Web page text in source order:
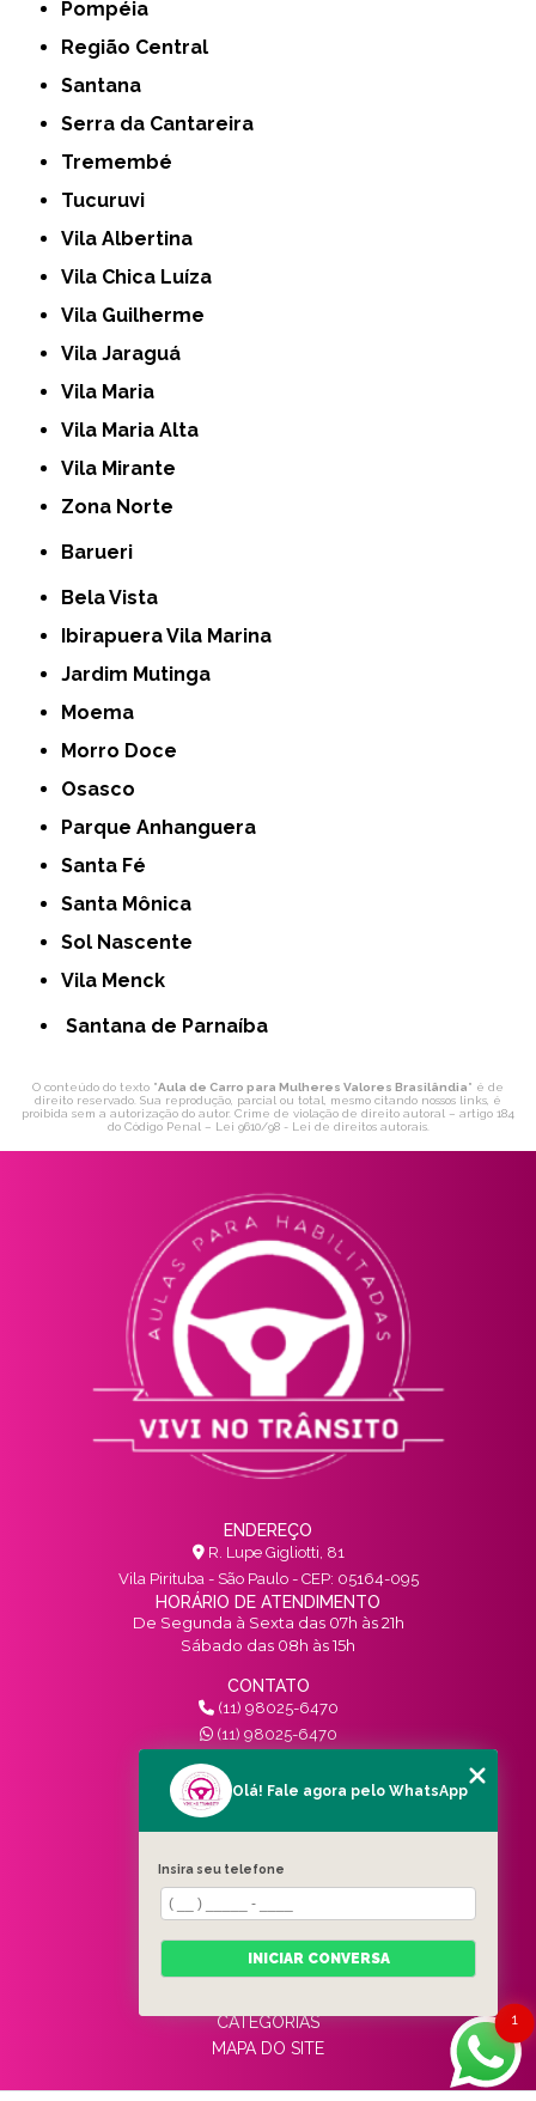
Pompéia
Região Central
Santana
Serra da Cantareira
Tremembé
Tucuruvi
Vila Albertina
Vila Chica Luíza
Vila Guilherme
Vila Jaraguá
Vila Maria
Vila Maria Alta
Vila Mirante
Zona Norte
Barueri
Bela Vista
Ibirapuera Vila Marina
Jardim Mutinga
Moema
Morro Doce
Osasco
Parque Anhanguera
Santa Fé
Santa Mônica
Sol Nascente
Vila Menck
Santana de Parnaíba
O conteúdo do texto "Aula de Carro para Mulheres Valores Brasilândia" é de
direito reservado. Sua reprodução, parcial ou total, mesmo citando nossos links, é
proibida sem a autorização do autor. Crime de violação de direito autoral – artigo 184
do Código Penal – Lei 9610/98 - Lei de direitos autorais.
ENDEREÇO
R. Lupe Gigliotti, 81
Vila Pirituba - São Paulo - CEP: 05164-095
HORÁRIO DE ATENDIMENTO
De Segunda à Sexta das 07h às 21h
Sábado das 08h às 15h
CONTATO
(11) 98025-6470
(11) 98025-6470
contato@vivinotransito.com.br
SIGA-NOS!
MENU
HOME
QUEM SOMOS
SERVIÇOS
BLOG
CATEGORIAS
MAPA DO SITE
1
Olá! Fale agora pelo WhatsApp
Insira seu telefone
INICIAR CONVERSA